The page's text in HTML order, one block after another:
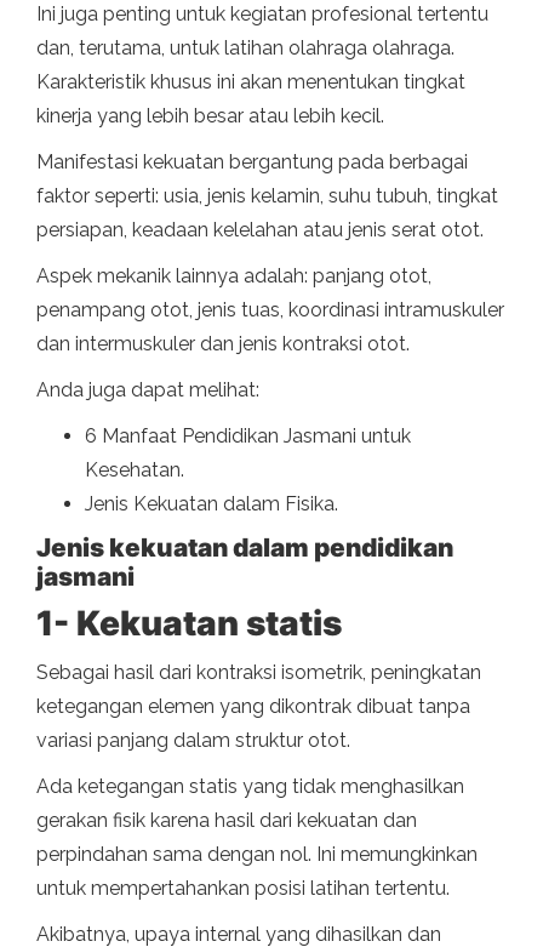
Ini juga penting untuk kegiatan profesional tertentu
dan, terutama, untuk latihan olahraga olahraga.
Karakteristik khusus ini akan menentukan tingkat
kinerja yang lebih besar atau lebih kecil.
Manifestasi kekuatan bergantung pada berbagai
faktor seperti: usia, jenis kelamin, suhu tubuh, tingkat
persiapan, keadaan kelelahan atau jenis serat otot.
Aspek mekanik lainnya adalah: panjang otot,
penampang otot, jenis tuas, koordinasi intramuskuler
dan intermuskuler dan jenis kontraksi otot.
Anda juga dapat melihat:
6 Manfaat Pendidikan Jasmani untuk
Kesehatan.
Jenis Kekuatan dalam Fisika.
Jenis kekuatan dalam pendidikan
jasmani
1- Kekuatan statis
Sebagai hasil dari kontraksi isometrik, peningkatan
ketegangan elemen yang dikontrak dibuat tanpa
variasi panjang dalam struktur otot.
Ada ketegangan statis yang tidak menghasilkan
gerakan fisik karena hasil dari kekuatan dan
perpindahan sama dengan nol. Ini memungkinkan
untuk mempertahankan posisi latihan tertentu.
Akibatnya, upaya internal yang dihasilkan dan